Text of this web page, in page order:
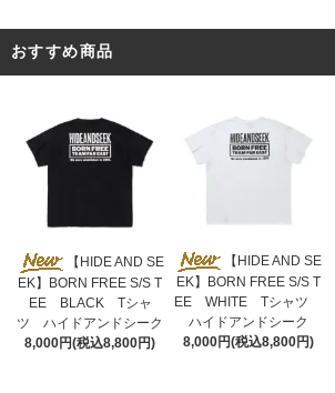
おすすめ商品
【HIDE AND SE
EK】BORN FREE S/S T
EE BLACK Tシャ
ツ ハイドアンドシーク
8,000円(税込8,800円)
【HIDE AND SE
EK】BORN FREE S/S T
EE WHITE Tシャツ
ハイドアンドシーク
8,000円(税込8,800円)